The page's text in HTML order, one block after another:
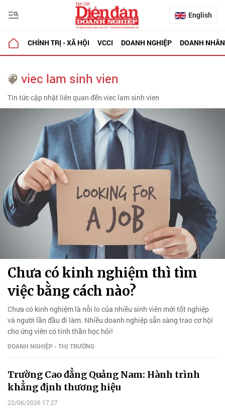
English
CHÍNH TRỊ - XÃ HỘI VCCI DOANH NGHIỆP DOANH NHÂN
viec lam sinh vien
Tin tức cập nhật liên quan đến viec lam sinh vien
Chưa có kinh nghiệm thì tìm
việc bằng cách nào?
Chưa có kinh nghiệm là nỗi lo của nhiều sinh viên mới tốt nghiệp
và người lần đầu đi làm. Nhiều doanh nghiệp sẵn sàng trao cơ hội
cho ứng viên có tinh thần học hỏi!
DOANH NGHIỆP - THỊ TRƯỜNG
Trường Cao đẳng Quảng Nam: Hành trình
khẳng định thương hiệu
22/06/2026 17:27